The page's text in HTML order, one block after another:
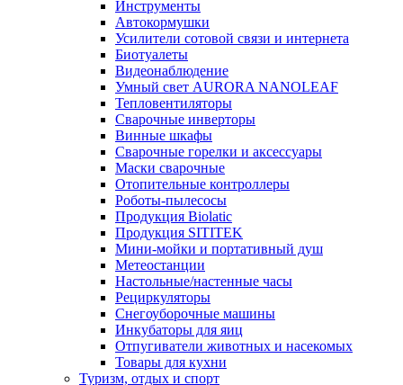
Инструменты
Автокормушки
Усилители сотовой связи и интернета
Биотуалеты
Видеонаблюдение
Умный свет AURORA NANOLEAF
Тепловентиляторы
Сварочные инверторы
Винные шкафы
Сварочные горелки и аксессуары
Маски сварочные
Отопительные контроллеры
Роботы-пылесосы
Продукция Biolatic
Продукция SITITEK
Мини-мойки и портативный душ
Метеостанции
Настольные/настенные часы
Рециркуляторы
Снегоуборочные машины
Инкубаторы для яиц
Отпугиватели животных и насекомых
Товары для кухни
Туризм, отдых и спорт